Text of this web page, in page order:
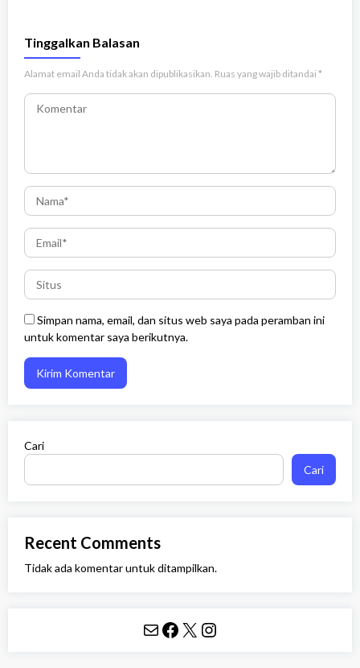
Tinggalkan Balasan
Alamat email Anda tidak akan dipublikasikan. Ruas yang wajib ditandai *
Simpan nama, email, dan situs web saya pada peramban ini
untuk komentar saya berikutnya.
Cari
Cari
Recent Comments
Tidak ada komentar untuk ditampilkan.
Mail Facebook X Instagram